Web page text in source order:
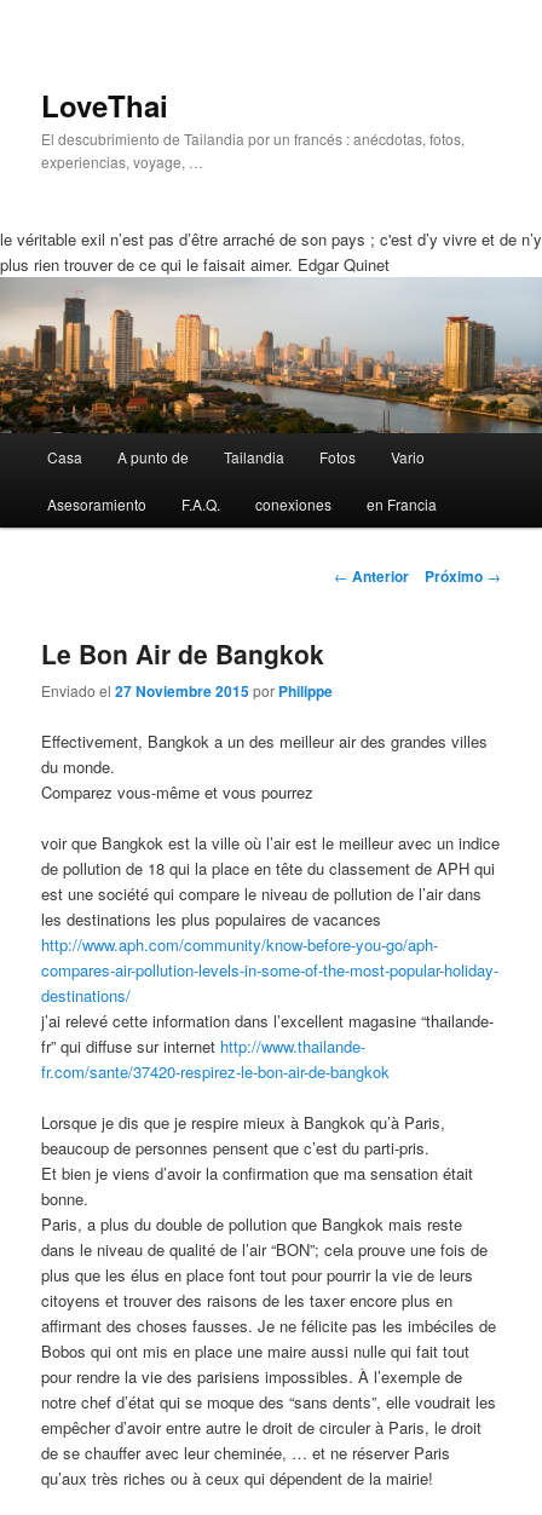
LoveThai
El descubrimiento de Tailandia por un francés : anécdotas, fotos,
experiencias, voyage, …
le véritable exil n’est pas d’être arraché de son pays ; c'est d’y vivre et de n’y
plus rien trouver de ce qui le faisait aimer. Edgar Quinet
Principal
Ir
a
principal
Saltar
a
Casa A punto de Tailandia Fotos Vario
Asesoramiento F.A.Q. conexiones en Francia
Post
← Anterior Próximo →
Le Bon Air de Bangkok
Enviado el27 Noviembre 2015por Philippe
Effectivement, Bangkok a un des meilleur air des grandes villes
du monde.
Comparez vous-même et vous pourrez
voir que Bangkok est la ville où l’air est le meilleur avec un indice
de pollution de 18 qui la place en tête du classement de APH qui
est une société qui compare le niveau de pollution de l’air dans
les destinations les plus populaires de vacances
http://www.aph.com/community/know-before-you-go/aph-
compares-air-pollution-levels-in-some-of-the-most-popular-holiday-
destinations/
j’ai relevé cette information dans l’excellent magasine “thailande-
fr” qui diffuse sur internet http://www.thailande-
fr.com/sante/37420-respirez-le-bon-air-de-bangkok
Lorsque je dis que je respire mieux à Bangkok qu’à Paris,
beaucoup de personnes pensent que c’est du parti-pris.
Et bien je viens d’avoir la confirmation que ma sensation était
bonne.
Paris, a plus du double de pollution que Bangkok mais reste
dans le niveau de qualité de l’air “BON”; cela prouve une fois de
plus que les élus en place font tout pour pourrir la vie de leurs
citoyens et trouver des raisons de les taxer encore plus en
affirmant des choses fausses. Je ne félicite pas les imbéciles de
Bobos qui ont mis en place une maire aussi nulle qui fait tout
pour rendre la vie des parisiens impossibles. À l’exemple de
notre chef d’état qui se moque des “sans dents”, elle voudrait les
empêcher d’avoir entre autre le droit de circuler à Paris, le droit
de se chauffer avec leur cheminée, … et ne réserver Paris
qu’aux très riches ou à ceux qui dépendent de la mairie!